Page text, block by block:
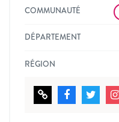
COMMUNAUTÉ
DÉPARTEMENT
RÉGION